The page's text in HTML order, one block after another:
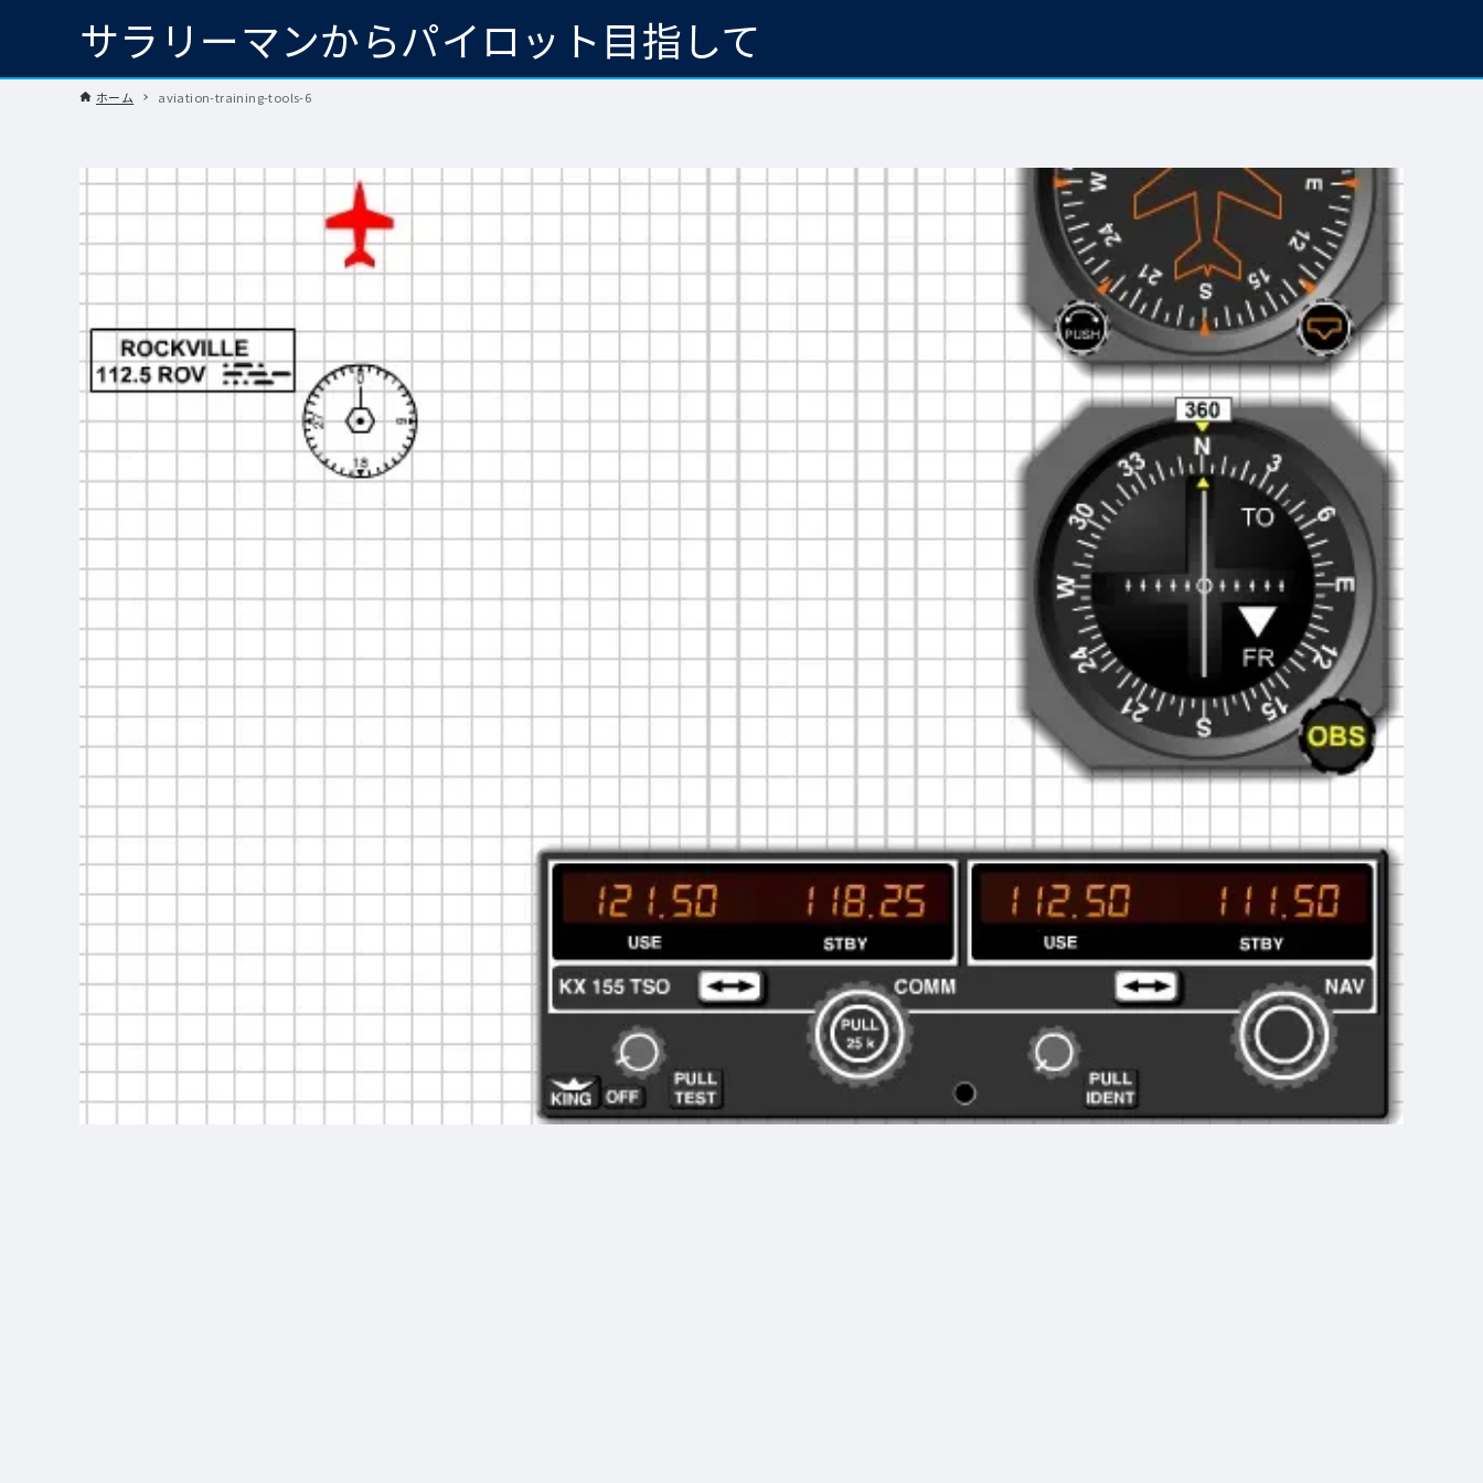
サラリーマンからパイロット目指して
ホーム aviation-training-tools-6